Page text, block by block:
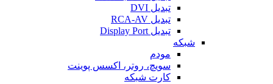
تبدیل DVI
تبدیل RCA-AV
تبدیل Display Port
شبکه
مودم
سویچ، روتر، اکسس پوینت
کارت شبکه